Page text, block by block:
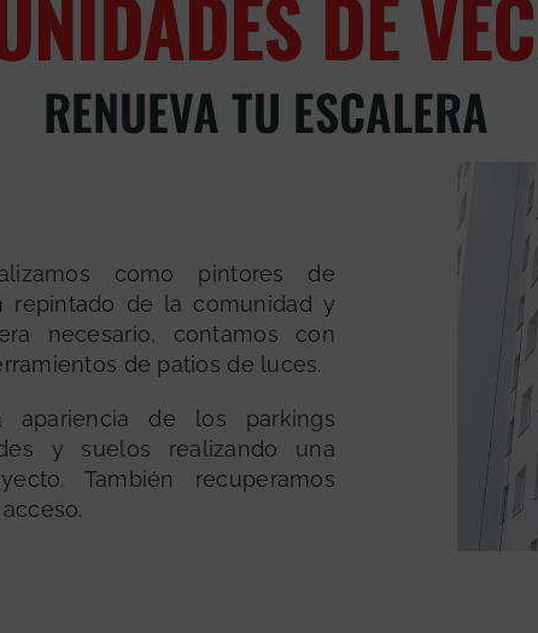
DE
RENUEVA TU ESCALERA
como pintores de
repintado de la comunidad y
necesario, contamos con
de patios de luces.
apariencia de los parkings
y suelos realizando una
También recuperamos